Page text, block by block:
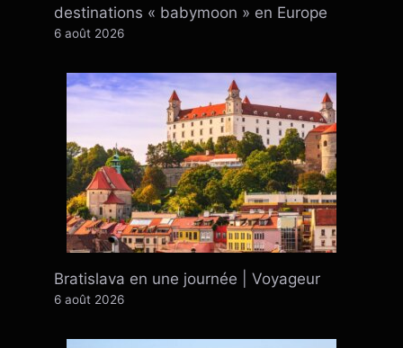
destinations « babymoon » en Europe
6 août 2026
Bratislava en une journée | Voyageur
6 août 2026